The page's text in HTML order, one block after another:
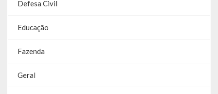
Defesa Civil
Educação
Fazenda
Geral